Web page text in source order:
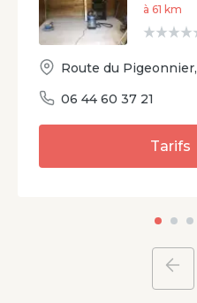
à 61 km
Route du Pigeonnier,
06 44 60 37 21
Tarifs